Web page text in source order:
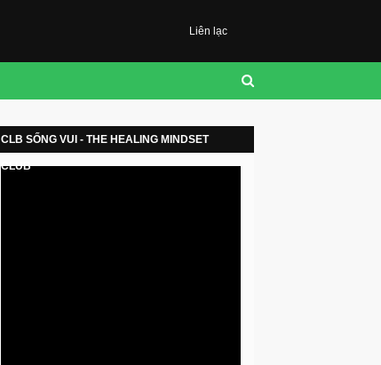
Liên lạc
CLB SỐNG VUI - THE HEALING MINDSET
CLUB